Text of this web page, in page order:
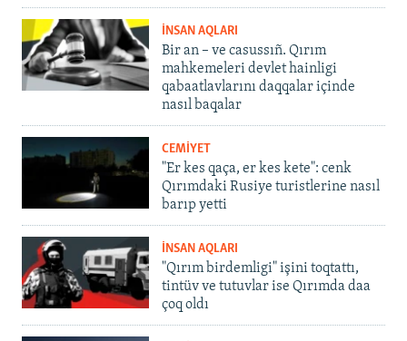
İNSAN AQLARI
Bir an – ve casussıñ. Qırım
mahkemeleri devlet hainligi
qabaatlavlarını daqqalar içinde
nasıl baqalar
CEMİYET
"Er kes qaça, er kes kete": cenk
Qırımdaki Rusiye turistlerine nasıl
barıp yetti
İNSAN AQLARI
"Qırım birdemligi" işini toqtattı,
tintüv ve tutuvlar ise Qırımda daa
çoq oldı